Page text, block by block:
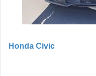
Honda Civic